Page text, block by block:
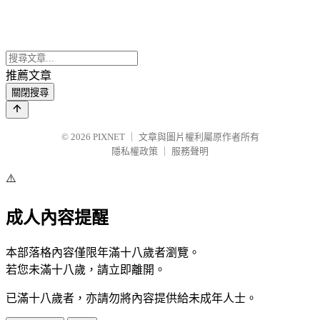
推薦文章
關閉搜尋
© 2026 PIXNET
文章與圖片權利屬原作者所有
隱私權政策
服務聲明
⚠️
成人內容提醒
本部落格內容僅限年滿十八歲者瀏覽。
若您未滿十八歲，請立即離開。
已滿十八歲者，亦請勿將內容提供給未成年人士。